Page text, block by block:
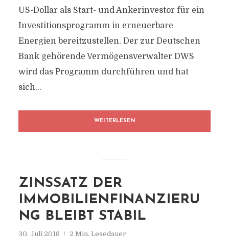
US-Dollar als Start- und Ankerinvestor für ein
Investitionsprogramm in erneuerbare
Energien bereitzustellen. Der zur Deutschen
Bank gehörende Vermögensverwalter DWS
wird das Programm durchführen und hat
sich...
WEITERLESEN
ZINSSATZ DER
IMMOBILIENFINANZIERU
NG BLEIBT STABIL
30. Juli 2018 2 Min. Lesedauer